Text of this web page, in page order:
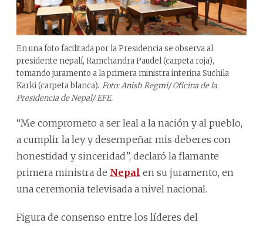
En una foto facilitada por la Presidencia se observa al
presidente nepalí, Ramchandra Paudel (carpeta roja),
tomando juramento a la primera ministra interina Suchila
Karki (carpeta blanca). Foto: Anish Regmi/ Oficina de la
Presidencia de Nepal/ EFE.
“Me comprometo a ser leal a la nación y al pueblo,
a cumplir la ley y desempeñar mis deberes con
honestidad y sinceridad”, declaró la flamante
primera ministra de Nepal en su juramento, en
una ceremonia televisada a nivel nacional.
Figura de consenso entre los líderes del